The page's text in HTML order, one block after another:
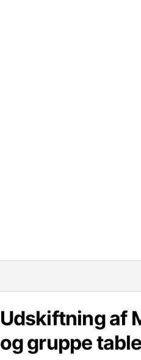
Udskiftning af
og gruppe table